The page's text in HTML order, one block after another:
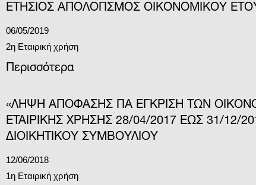
ΕΤΗΣΙΟΣ ΑΠΟΛΟΓΙΣΜΟΣ ΟΙΚΟΝΟΜΙΚΟΥ
06/05/2019
2η Εταιρική χρήση
Περισσότερα
«ΛΗΨΗ ΑΠΟΦΑΣΗΣ ΓΙΑ ΕΓΚΡΙΣΗ ΤΩΝ
ΕΤΑΙΡΙΚΗΣ ΧΡΗΣΗΣ 28/04/2017 ΕΩΣ 31/12/
ΔΙΟΙΚΗΤΙΚΟΥ ΣΥΜΒΟΥΛΙΟΥ
12/06/2018
1η Εταιρική χρήση